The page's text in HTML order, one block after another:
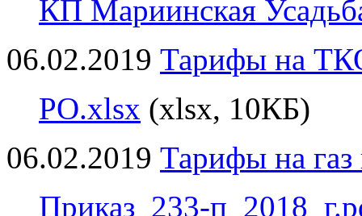
КП Мариинская
06.02.2019 Тарифы на
РО.xlsx (xlsx, 10КБ)
06.02.2019 Тарифы на газ
Приказ_233-